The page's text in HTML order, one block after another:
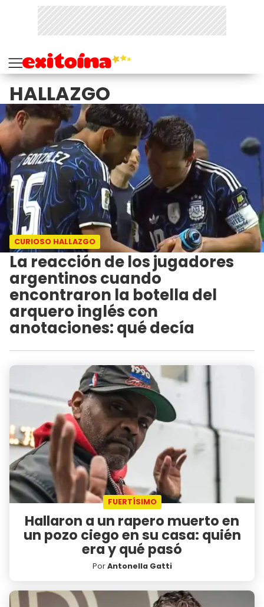
HALLAZGO
CURIOSO HALLAZGO
La reacción de los jugadores
argentinos cuando
encontraron la botella del
arquero inglés con
anotaciones: qué decía
FUERTÍSIMO
Hallaron a un rapero muerto en
un pozo ciego en su casa: quién
era y qué pasó
PorAntonella Gatti